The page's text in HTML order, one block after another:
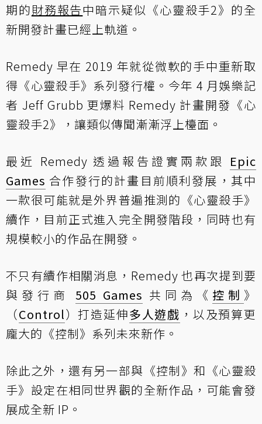
期的財務報告中暗示疑似《心靈殺手2》的全
新開發計畫已經上軌道。
Remedy 早在 2019 年就從微軟的手中重新取
得《心靈殺手》系列發行權。今年 4 月娛樂記
者 Jeff Grubb 更爆料 Remedy 計畫開發《心
靈殺手2》，讓類似傳聞漸漸浮上檯面。
最近 Remedy 透過報告證實兩款跟 Epic
Games 合作發行的計畫目前順利發展，其中
一款很可能就是外界普遍推測的《心靈殺手》
續作，目前正式進入完全開發階段，同時也有
規模較小的作品在開發。
不只有續作相關消息，Remedy 也再次提到要
與發行商 505 Games 共同為《 控制 》
（Control）打造延伸多人遊戲 ，以及預算更
龐大的《控制》系列未來新作。
除此之外，還有另一部與《控制》和《心靈殺
手》設定在相同世界觀的全新作品，可能會發
展成全新 IP。